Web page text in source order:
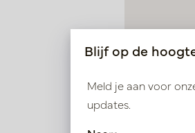
Blijf op de
Meld je aan voor
updates.